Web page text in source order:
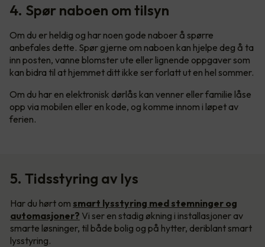
4. Spør naboen om tilsyn
Om du er heldig og har noen gode naboer å spørre
anbefales dette. Spør gjerne om naboen kan hjelpe deg å ta
inn posten, vanne blomster ute eller lignende oppgaver som
kan bidra til at hjemmet ditt ikke ser forlatt ut en hel sommer.
Om du har en elektronisk dørlås kan venner eller familie låse
opp via mobilen eller en kode, og komme innom i løpet av
ferien.
5. Tidsstyring av lys
Har du hørt om smart lysstyring med stemninger og
automasjoner? Vi ser en stadig økning i installasjoner av
smarte løsninger, til både bolig og på hytter, deriblant smart
lysstyring.